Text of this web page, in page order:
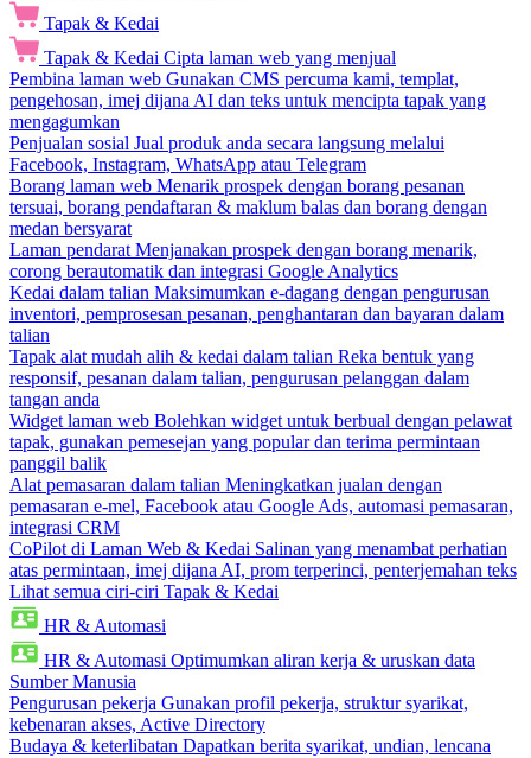
Tapak & Kedai
Tapak & Kedai Cipta laman web yang menjual
Pembina laman web Gunakan CMS percuma kami, templat,
pengehosan, imej dijana AI dan teks untuk mencipta tapak yang
mengagumkan
Penjualan sosial Jual produk anda secara langsung melalui
Facebook, Instagram, WhatsApp atau Telegram
Borang laman web Menarik prospek dengan borang pesanan
tersuai, borang pendaftaran & maklum balas dan borang dengan
medan bersyarat
Laman pendarat Menjanakan prospek dengan borang menarik,
corong berautomatik dan integrasi Google Analytics
Kedai dalam talian Maksimumkan e-dagang dengan pengurusan
inventori, pemprosesan pesanan, penghantaran dan bayaran dalam
talian
Tapak alat mudah alih & kedai dalam talian Reka bentuk yang
responsif, pesanan dalam talian, pengurusan pelanggan dalam
tangan anda
Widget laman web Bolehkan widget untuk berbual dengan pelawat
tapak, gunakan pemesejan yang popular dan terima permintaan
panggil balik
Alat pemasaran dalam talian Meningkatkan jualan dengan
pemasaran e-mel, Facebook atau Google Ads, automasi pemasaran,
integrasi CRM
CoPilot di Laman Web & Kedai Salinan yang menambat perhatian
atas permintaan, imej dijana AI, prom terperinci, penterjemahan teks
Lihat semua ciri-ciri Tapak & Kedai
HR & Automasi
HR & Automasi Optimumkan aliran kerja & uruskan data
Sumber Manusia
Pengurusan pekerja Gunakan profil pekerja, struktur syarikat,
kebenaran akses, Active Directory
Budaya & keterlibatan Dapatkan berita syarikat, undian, lencana